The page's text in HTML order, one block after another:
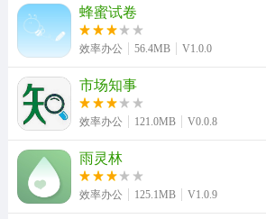
蜂蜜试卷
效率办公 56.4MB V1.0.0
市场知事
效率办公 121.0MB V0.0.8
雨灵林
效率办公 125.1MB V1.0.9